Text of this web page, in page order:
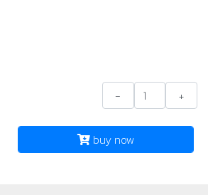
- +
buy now